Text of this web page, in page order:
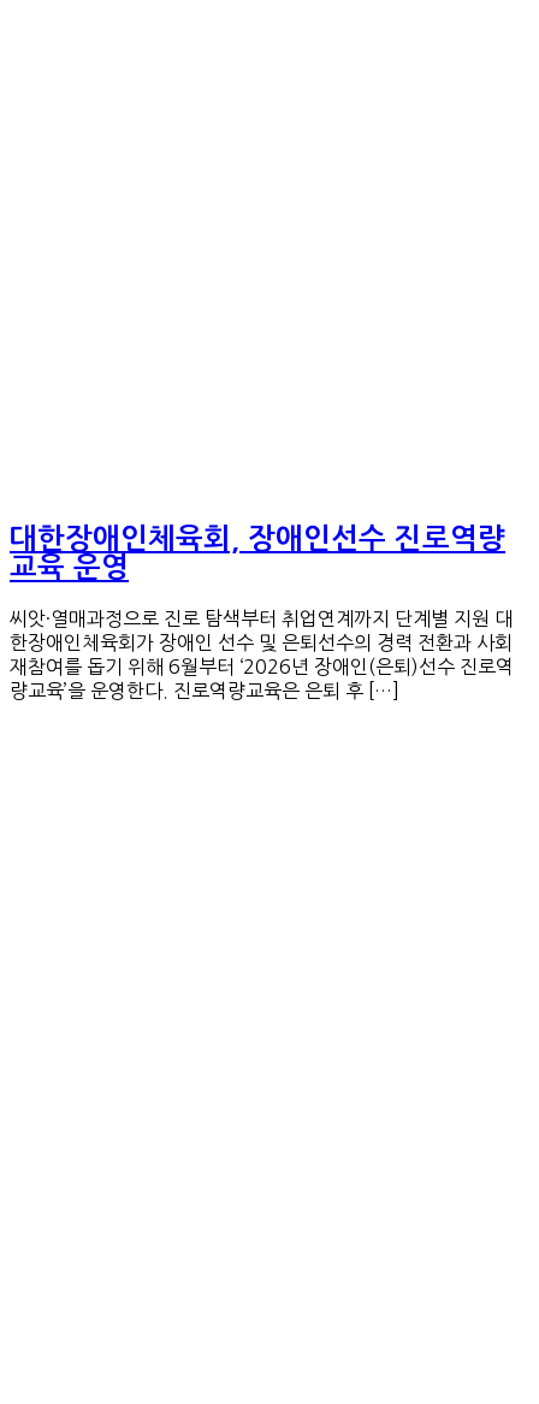
대한장애인체육회, 장애인선수 진로역량
교육 운영
씨앗·열매과정으로 진로 탐색부터 취업연계까지 단계별 지원 대
한장애인체육회가 장애인 선수 및 은퇴선수의 경력 전환과 사회
재참여를 돕기 위해 6월부터 ‘2026년 장애인(은퇴)선수 진로역
량교육’을 운영한다. 진로역량교육은 은퇴 후 […]